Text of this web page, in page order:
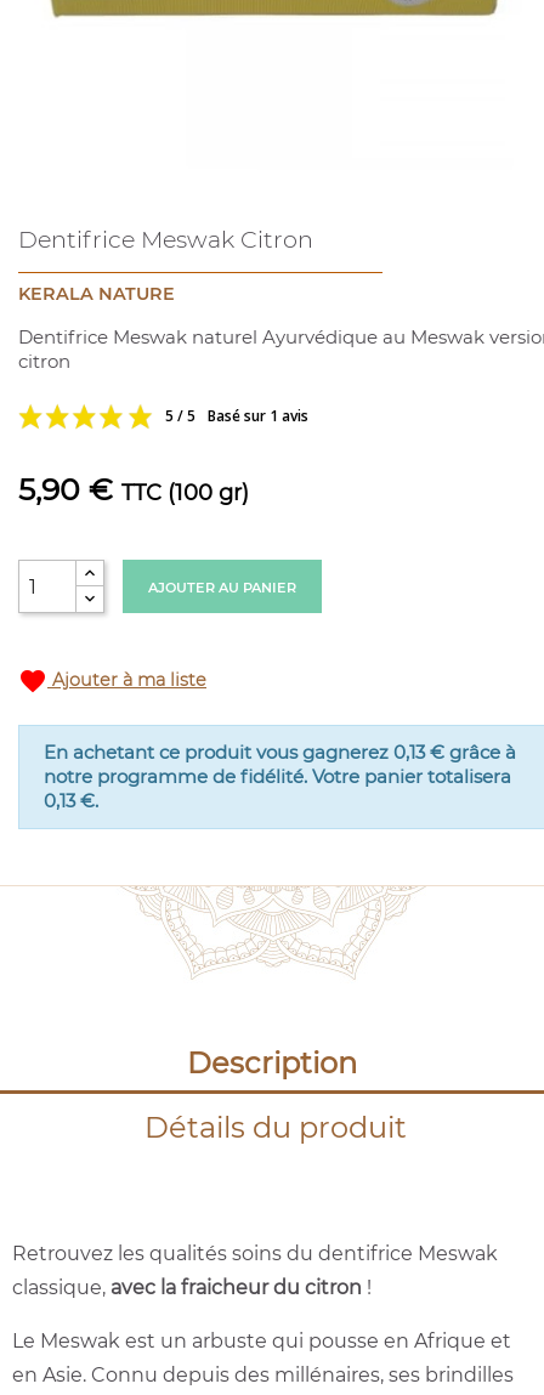
Dentifrice Meswak Citron
KERALA NATURE
Dentifrice Meswak naturel Ayurvédique au Meswak
citron
5 / 5 Basé sur 1 avis
5,90 € TTC (100 gr)
AJOUTER AU PANIER
favorite Ajouter à ma liste
En achetant ce produit vous gagnerez 0,13 € grâce à
notre programme de fidélité. Votre panier totalisera
0,13 €.
Description
Détails du produit
Retrouvez les qualités soins du dentifrice Meswak
classique, avec la fraicheur du citron !
Le Meswak est un arbuste qui pousse en Afrique et
en Asie. Connu depuis des millénaires, ses brindilles